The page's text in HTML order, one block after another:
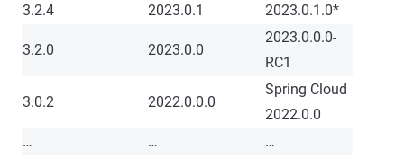
3.2.4
2023.0.1 2023.0.1.0*
3.2.0 2023.0.0
2023.0.0.0-
RC1
3.0.2 2022.0.0.0
Spring Cloud
2022.0.0
…
…
…